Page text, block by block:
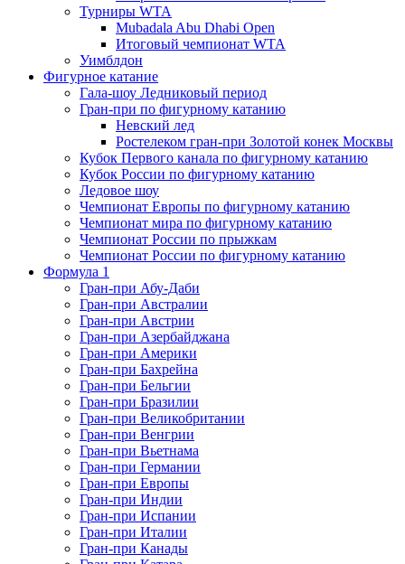
Турниры WTA
Mubadala Abu Dhabi Open
Итоговый чемпионат WTA
Уимблдон
Фигурное катание
Гала-шоу Ледниковый период
Гран-при по фигурному катанию
Невский лед
Ростелеком гран-при Золотой конек Москвы
Кубок Первого канала по фигурному катанию
Кубок России по фигурному катанию
Ледовое шоу
Чемпионат Европы по фигурному катанию
Чемпионат мира по фигурному катанию
Чемпионат России по прыжкам
Чемпионат России по фигурному катанию
Формула 1
Гран-при Абу-Даби
Гран-при Австралии
Гран-при Австрии
Гран-при Азербайджана
Гран-при Америки
Гран-при Бахрейна
Гран-при Бельгии
Гран-при Бразилии
Гран-при Великобритании
Гран-при Венгрии
Гран-при Вьетнама
Гран-при Германии
Гран-при Европы
Гран-при Индии
Гран-при Испании
Гран-при Италии
Гран-при Канады